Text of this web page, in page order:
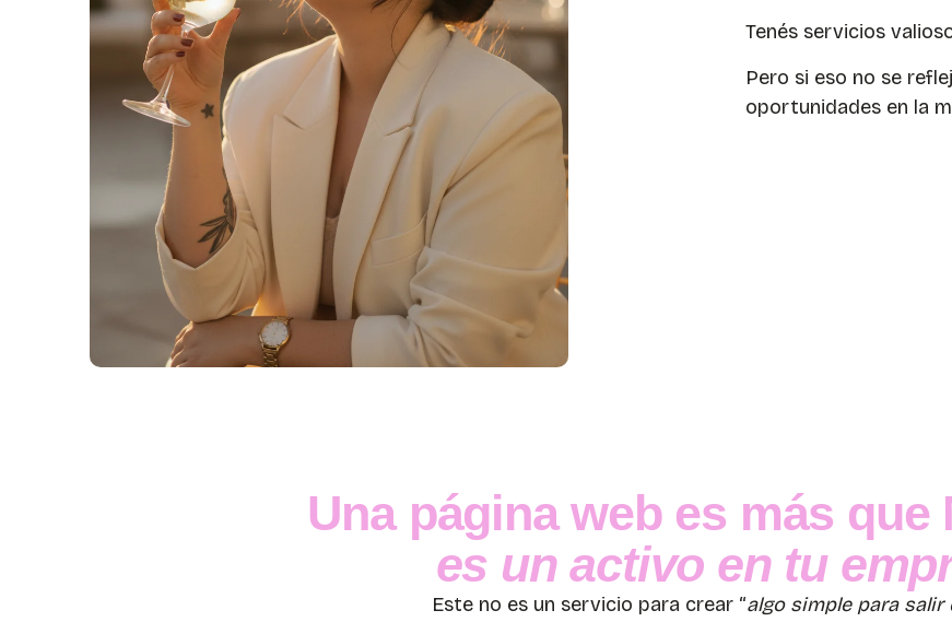
Tenés servicios
Pero si eso no se
oportunidades en la
Una página web es más que
es un activo en tu
Este no es un servicio para crear “algo simple para salir